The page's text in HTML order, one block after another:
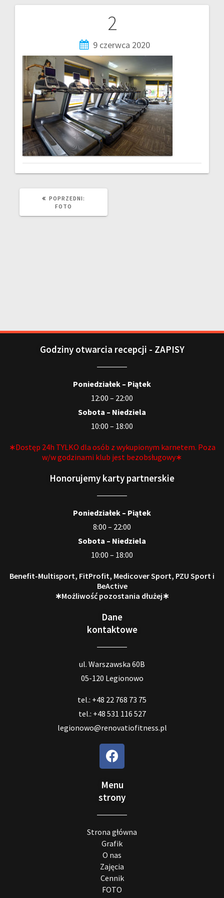
2
9 czerwca 2020
POPRZEDNI:
FOTO
Godziny otwarcia recepcji - ZAPISY
Poniedziałek – Piątek
12:00 – 22:00
Sobota – Niedziela
10:00 – 18:00
∗Dostęp 24h TYLKO dla osób z wykupionym karnetem. Poza
w/w godzinami klub jest bezobsługowy∗
Honorujemy karty partnerskie
Poniedziałek – Piątek
8:00 – 22:00
Sobota – Niedziela
10:00 – 18:00
Benefit-Multisport, FitProfit, Medicover Sport, PZU Sport i
BeActive
∗Możliwość pozostania dłużej∗
Dane
kontaktowe
ul. Warszawska 60B
05-120 Legionowo
tel.: +48 22 768 73 75
tel.: +48 531 116 527
legionowo@renovatiofitness.pl
Menu
strony
Strona główna
Grafik
O nas
Zajęcia
Cennik
FOTO